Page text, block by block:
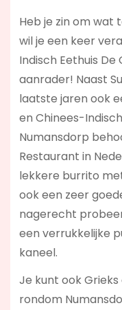
Heb je zin om wat
wil je een keer
Indisch Eethuis
aanrader! Naast
laatste jaren ook
en Chinees-
Numansdorp
Restaurant in
lekkere burrito
ook een zeer
nagerecht
een verrukkelijke
kaneel.
Je kunt ook
rondom